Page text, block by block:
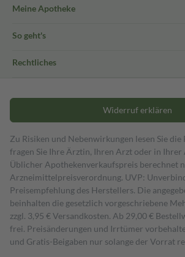
Meine Apotheke
So geht's
Rechtliches
Widerruf erklären
Zu Risiken und Nebenwirkungen lesen Sie die
fragen Sie Ihre Ärztin, Ihren Arzt oder in Ihrer
Üblicher Apothekenverkaufspreis berechnet
Arzneimittelpreisverordnung. UVP:
Preisempfehlung des Herstellers. Die
beinhalten die gesetzlich vorgeschriebene
zzgl. 3,95 € Versandkosten. Ab 29,00 €
frei. Preisänderungen und Irrtümer
und Gratis-Beigaben nur solange der Vorrat